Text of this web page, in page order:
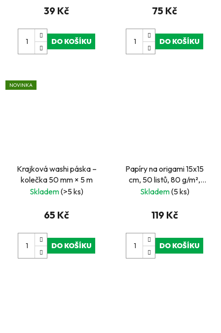
39 Kč
DO KOŠÍKU
75 Kč
DO KOŠÍKU
NOVINKA
Krajková washi páska –
kolečka 50 mm × 5 m
Skladem(>5 ks)
65 Kč
DO KOŠÍKU
Papíry na origami 15x15
cm, 50 listů, 80 g/m²,
JARO
Skladem(5 ks)
119 Kč
DO KOŠÍKU